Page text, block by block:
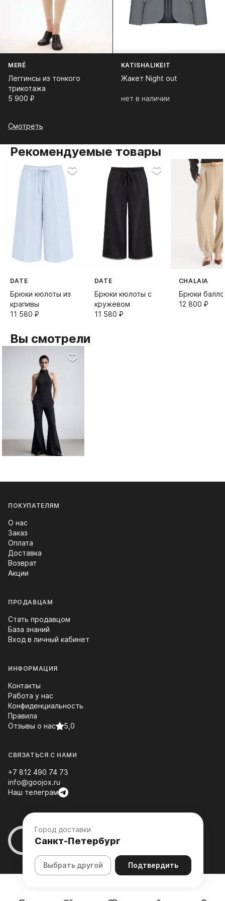
MERÉ
Леггинсы из тонкого
трикотажа
5 900⁠ ⁠₽
KATISHALIKEIT
Жакет Night out
нет в наличии
Смотреть
Рекомендуемые товары
DATE
Брюки кюлоты из
крапивы
11 580⁠ ⁠₽
DATE
Брюки кюлоты с
кружевом
11 580⁠ ⁠₽
CHALAIA
Брюки
12 800⁠ ⁠₽
Вы смотрели
ПОКУПАТЕЛЯМ
О нас
Заказ
Оплата
Доставка
Возврат
Акции
ПРОДАВЦАМ
Стать продавцом
База знаний
Вход в личный кабинет
ИНФОРМАЦИЯ
Контакты
Работа у нас
Конфиденциальность
Правила
Отзывы о нас
5,0
СВЯЗАТЬСЯ С НАМИ
+7 812 490 74 73
info@goojox.ru
Наш телеграм
Город доставки
Санкт-Петербург
Выбрать другой Подтвердить